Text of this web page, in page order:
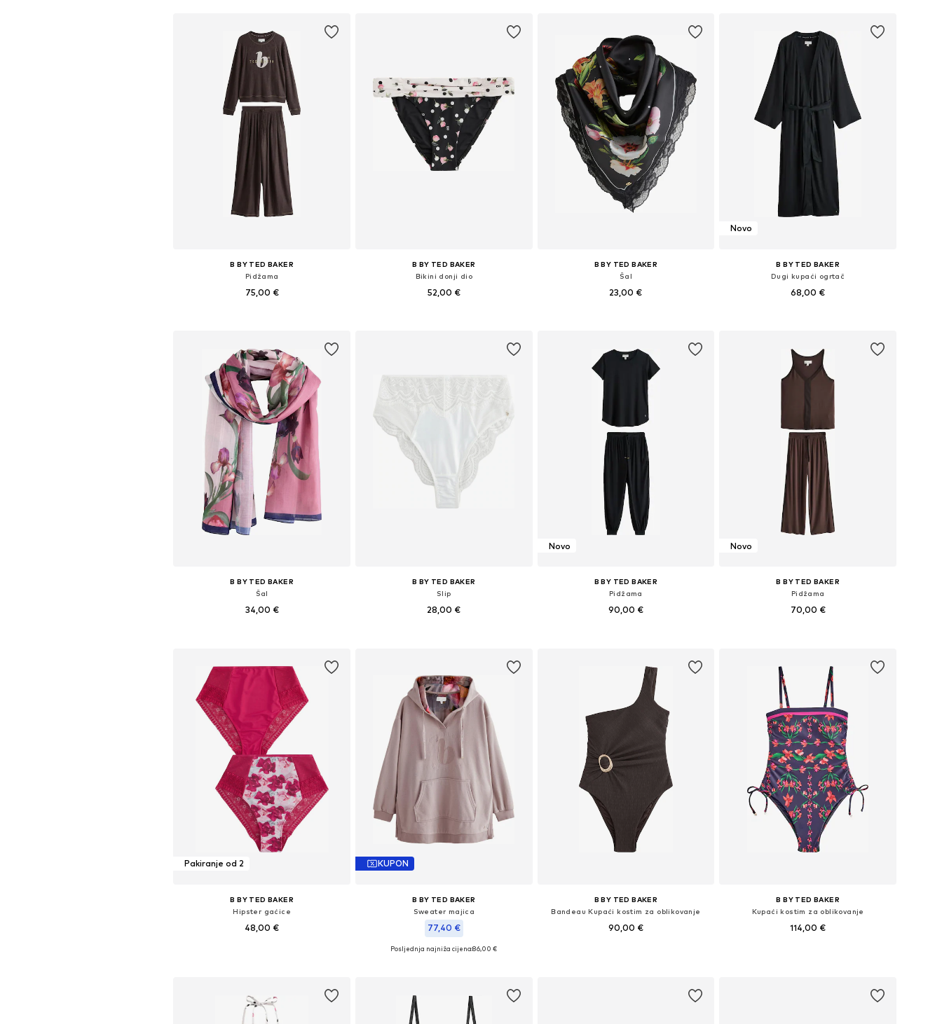
B BY TED BAKER
Pidžama
75,00 €
B BY TED BAKER
Bikini donji dio
52,00 €
B BY TED BAKER
Šal
23,00 €
Novo
B BY TED BAKER
Dugi kupaći ogrtač
68,00 €
B BY TED BAKER
Šal
34,00 €
B BY TED BAKER
Slip
28,00 €
Novo
B BY TED BAKER
Pidžama
90,00 €
Novo
B BY TED BAKER
Pidžama
70,00 €
Pakiranje od 2
B BY TED BAKER
Hipster gaćice
48,00 €
KUPON
B BY TED BAKER
Sweater majica
77,40 €
Dostupno u više veličina
Posljednja najniža cijena:86,00 €
B BY TED BAKER
Bandeau Kupaći kostim za oblikovanje
90,00 €
B BY TED BAKER
Kupaći kostim za oblikovanje
114,00 €